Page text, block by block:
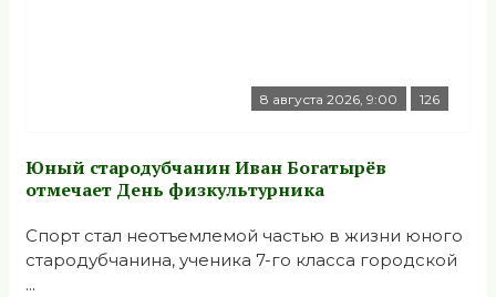
8 августа 2026, 9:00 126
Юный стародубчанин Иван Богатырёв
отмечает День физкультурника
Спорт стал неотъемлемой частью в жизни юного
стародубчанина, ученика 7-го класса городской
...